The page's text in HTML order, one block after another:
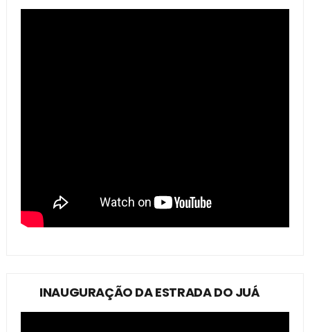
INAUGURAÇÃO DA ESTRADA DO JUÁ